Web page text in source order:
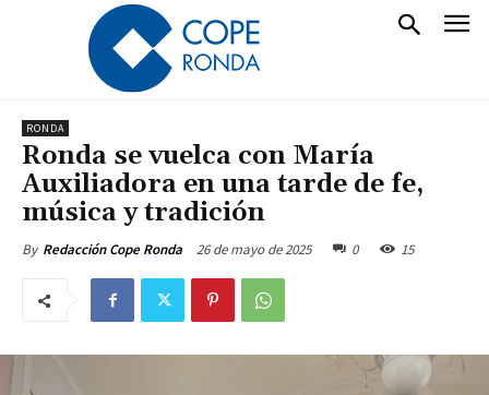
RONDA
Ronda se vuelca con María
Auxiliadora en una tarde de fe,
música y tradición
By Redacción Cope Ronda 26 de mayo de 2025 0 15